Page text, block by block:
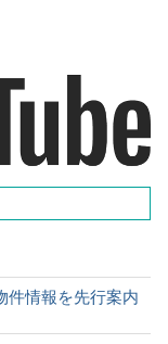
件情報を先行案内